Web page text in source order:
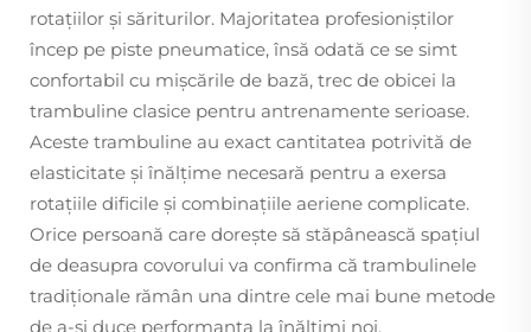
rotațiilor și săriturilor. Majoritatea profesioniștilor
încep pe piste pneumatice, însă odată ce se simt
confortabil cu mișcările de bază, trec de obicei la
trambuline clasice pentru antrenamente serioase.
Aceste trambuline au exact cantitatea potrivită de
elasticitate și înălțime necesară pentru a exersa
rotațiile dificile și combinațiile aeriene complicate.
Orice persoană care dorește să stăpânească spațiul
de deasupra covorului va confirma că trambulinele
tradiționale rămân una dintre cele mai bune metode
de a-și duce performanța la înălțimi noi.